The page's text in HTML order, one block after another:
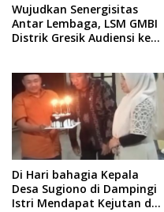
Wujudkan Senergisitas
Antar Lembaga, LSM GMBI
Distrik Gresik Audiensi ke
Sosial Santunan Anak
Yatim Piatu
Di Hari bahagia Kepala
Desa Sugiono di Dampingi
Istri Mendapat Kejutan dan